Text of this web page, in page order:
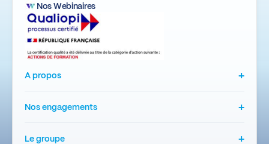
Nos Webinaires
A propos +
Nos engagements +
Le groupe +